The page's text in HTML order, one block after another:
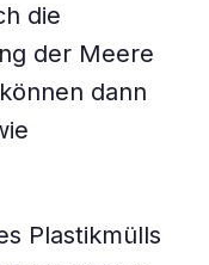
die
der Meere
dann
Plastikmülls